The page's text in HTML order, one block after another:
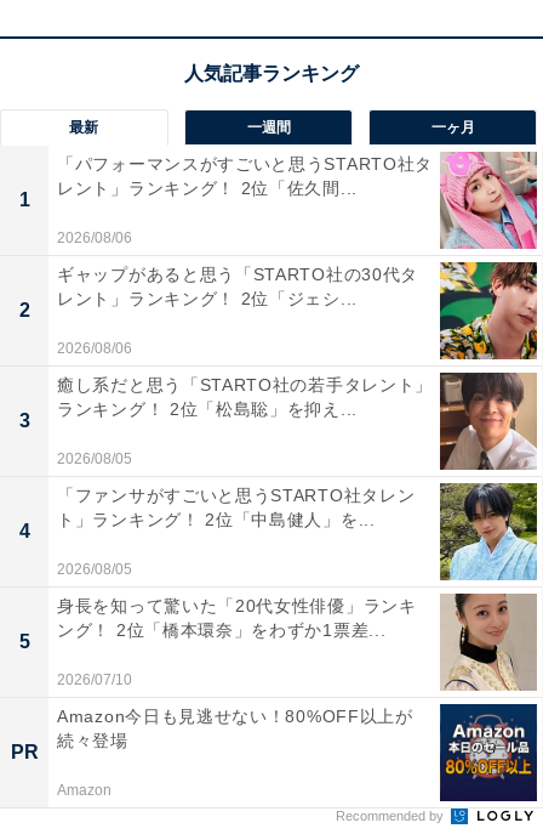
り、駅近くに公園や学校なども多いためファミリー層か
らも高評価を得ています。
この記事の筆者：くま なかこ プロフィール
編集プロダクション出身のフリーランスエディター。編
集・執筆・校閲・SNS運用担当として月間120本以上の
コンテンツ制作に携わっています。得意なジャンルはラ
イフスタイル・金融・育児・エンタメ関連。
次ページ
20位までの全ランキング結果を見
る
最新 一週間 一ヶ月
1
「パフォーマンスがすごいと思うSTARTO社タ
レント」ランキング！ 2位「佐久間...
2026/08/06
2
ギャップがあると思う「STARTO社の30代タ
レント」ランキング！ 2位「ジェシ...
2026/08/06
3
癒し系だと思う「STARTO社の若手タレント」
ランキング！ 2位「松島聡」を抑え...
2026/08/05
4
「ファンサがすごいと思うSTARTO社タレン
ト」ランキング！ 2位「中島健人」を...
2026/08/05
5
身長を知って驚いた「20代女性俳優」ランキ
ング！ 2位「橋本環奈」をわずか1票差...
2026/07/10
PR
Amazon今日も見逃せない！80%OFF以上が
続々登場
Amazon
Recommended by